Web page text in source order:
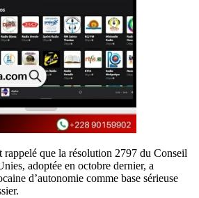
rappelé que la résolution 2797 du Conseil
adoptée en octobre dernier, a
d’autonomie comme base sérieuse